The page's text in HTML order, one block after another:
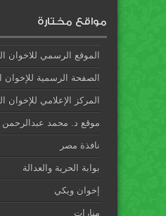
مواقع مختارة
الموقع الرسمي للاخوان
الصفحة الرسمية للإخوان
المركز الإعلامي للإخوان
موقع د. محمد عبدالرحمن
نافذة مصر
بوابة الحرية والعدالة
إخوان ويكي
منارات